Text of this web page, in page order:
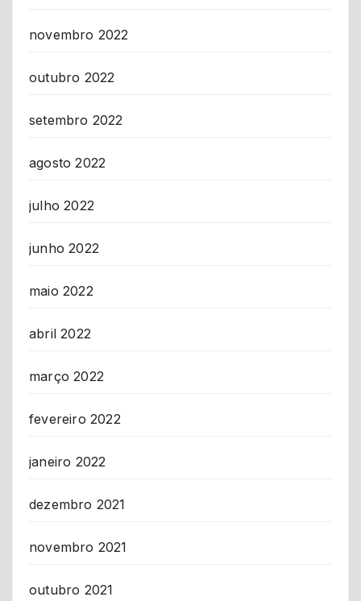
novembro 2022
outubro 2022
setembro 2022
agosto 2022
julho 2022
junho 2022
maio 2022
abril 2022
março 2022
fevereiro 2022
janeiro 2022
dezembro 2021
novembro 2021
outubro 2021